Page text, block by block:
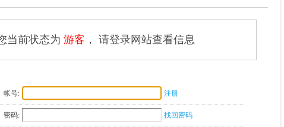
当前状态为 游客 ， 请登录网站查看信息
帐号: 注册
密码: 找回密码